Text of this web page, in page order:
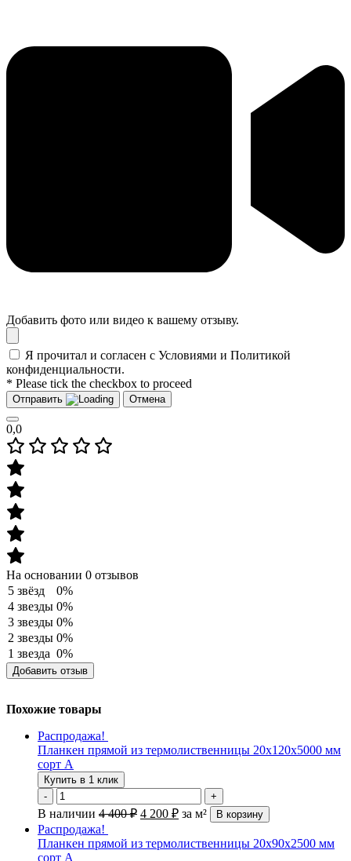
Добавить фото или видео к вашему отзыву.
Я прочитал и согласен с Условиями и Политикой
конфиденциальности.
* Please tick the checkbox to proceed
Отправить Отмена
0,0
На основании 0 отзывов
5 звёзд
0%
4 звезды 0%
3 звезды 0%
2 звезды 0%
1 звезда 0%
Добавить отзыв
Похожие товары
Распродажа!
Планкен прямой из термолиственницы 20х120х5000 мм
сорт А
Купить в 1 клик
-
+
В наличии 4 400₽ 4 200 ₽ за м² В корзину
Распродажа!
Планкен прямой из термолиственницы 20х90х2500 мм
сорт А